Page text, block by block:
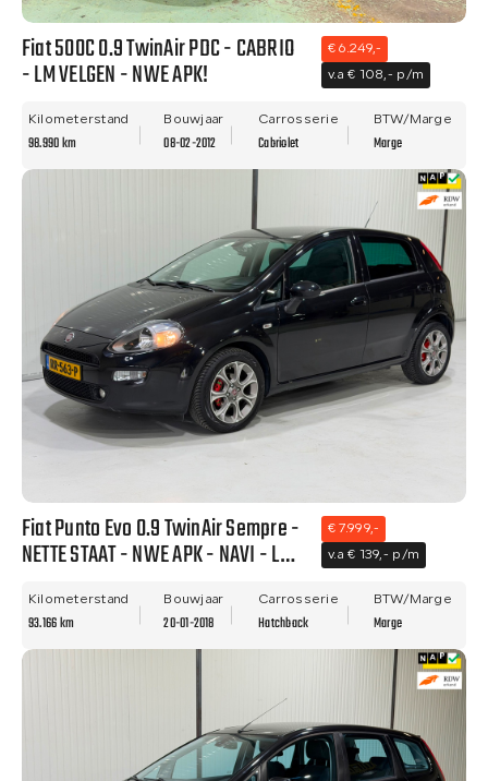
Fiat 500C 0.9 TwinAir PDC - CABRIO
- LM VELGEN - NWE APK!
€ 6.249,-
v.a € 108,- p/m
Kilometerstand
98.990 km
Bouwjaar
08-02-2012
Carrosserie
Cabriolet
BTW/Marge
Marge
Fiat Punto Evo 0.9 TwinAir Sempre -
NETTE STAAT - NWE APK - NAVI - LM
€ 7.999,-
v.a € 139,- p/m
Kilometerstand
93.166 km
Bouwjaar
20-01-2018
Carrosserie
Hatchback
BTW/Marge
Marge